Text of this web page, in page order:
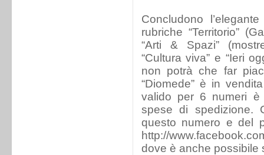
Concludono
rubriche “Territorio”
“Arti & Spazi”
“Cultura viva” e “Ieri
non potrà che far
“Diomede” è in
valido per 6 numeri
spese di spedizione.
questo numero e del
http://
dove è anche possibile